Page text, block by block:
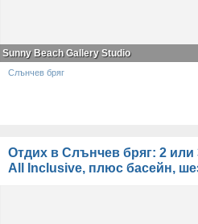
Sunny Beach Gallery Studio
Слънчев бряг
Отдих в Слънчев бряг: 2 или
All Inclusive, плюс басейн,